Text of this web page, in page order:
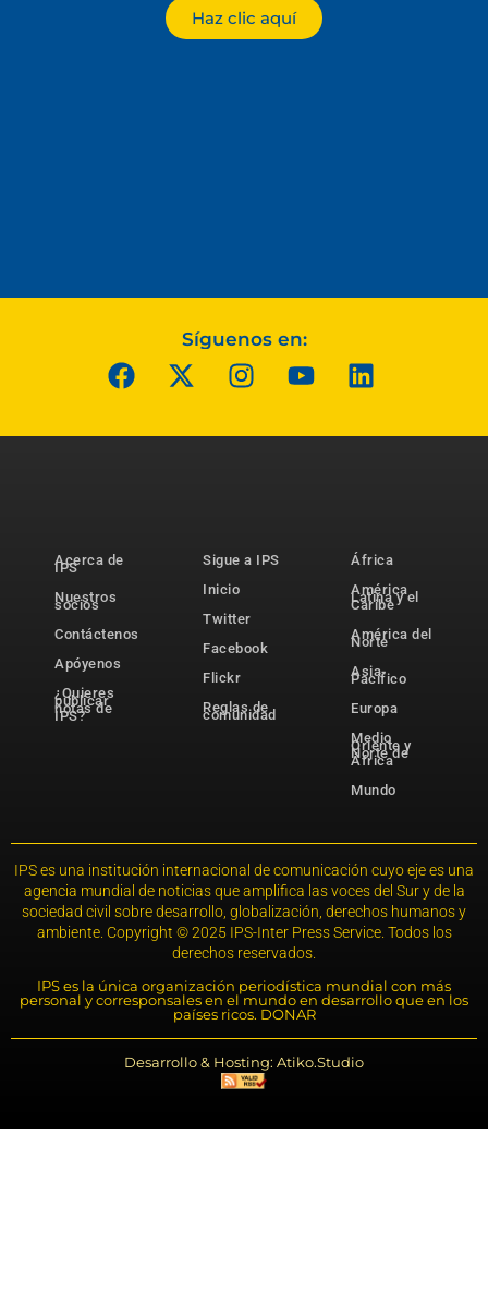
Haz clic aquí
Síguenos en:
Acerca de
IPS
Nuestros
socios
Contáctenos
Apóyenos
¿Quieres
publicar
notas de
IPS?
Sigue a IPS
Inicio
Twitter
Facebook
Flickr
Reglas de
comunidad
África
América
Latina y el
Caribe
América del
Norte
Asia-
Pacífico
Europa
Medio
Oriente y
Norte de
África
Mundo
IPS es una institución internacional de comunicación cuyo eje es una
agencia mundial de noticias que amplifica las voces del Sur y de la
sociedad civil sobre desarrollo, globalización, derechos humanos y
ambiente. Copyright © 2025 IPS-Inter Press Service. Todos los
derechos reservados.
IPS es la única organización periodística mundial con más
personal y corresponsales en el mundo en desarrollo que en los
países ricos. DONAR
Desarrollo & Hosting: Atiko.Studio